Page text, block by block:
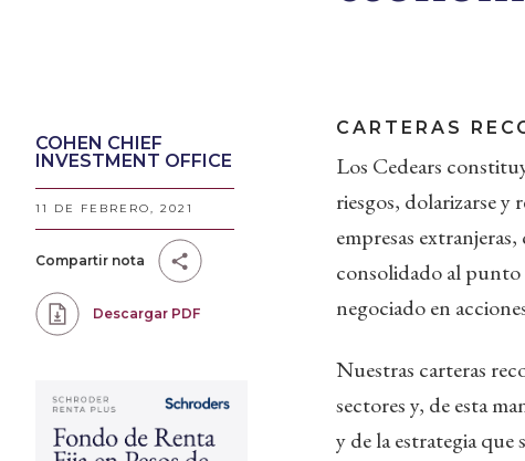
COHEN CHIEF
INVESTMENT OFFICE
11 DE FEBRERO, 2021
Compartir nota
Descargar PDF
CARTERAS
Los Cedears
riesgos, dolarizarse
empresas
consolidado al punto
negociado en
Nuestras carteras
sectores y, de esta
y de la estrategia que